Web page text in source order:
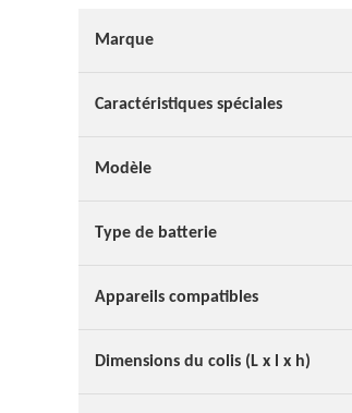
Marque
Caractéristiques spéciales
Modèle
Type de batterie
Appareils compatibles
Dimensions du colis (L x l x h)